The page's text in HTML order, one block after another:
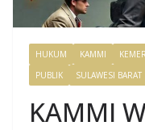
HUKUM KAMMI
PUBLIK
SULAWESI BARAT
KAMMI